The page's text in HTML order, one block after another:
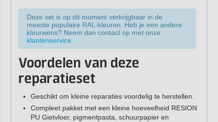
Deze set is op dit moment verkrijgbaar in de
meeste populaire RAL-kleuren. Heb je een andere
kleurwens? Neem dan contact op met onze
klantenservice.
Voordelen van deze
reparatieset
Geschikt om kleine reparaties voordelig te herstellen.
Compleet pakket met een kleine hoeveelheid RESION
PU Gietvloer, pigmentpasta, schuurpapier en